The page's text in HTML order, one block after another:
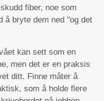
fiber, noe som
å bryte dem ned "og det
kan sett som en
men det er en praksis
ditt. Finne måter å
som å holde flere